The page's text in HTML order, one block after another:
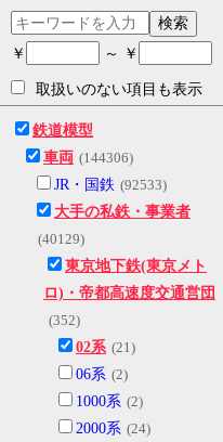
検索
￥ ～ ￥
取扱いのない項目も表示
鉄道模型
車両 (144306)
JR・国鉄 (92533)
大手の私鉄・事業者
(40129)
東京地下鉄(東京メト
ロ)・帝都高速度交通営団
(352)
02系 (21)
06系 (2)
1000系 (2)
2000系 (24)